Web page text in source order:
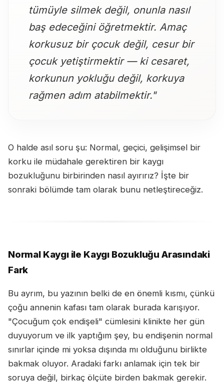
tümüyle silmek değil, onunla nasıl
baş edeceğini öğretmektir. Amaç
korkusuz bir çocuk değil, cesur bir
çocuk yetiştirmektir — ki cesaret,
korkunun yokluğu değil, korkuya
rağmen adım atabilmektir."
O halde asıl soru şu: Normal, geçici, gelişimsel bir
korku ile müdahale gerektiren bir kaygı
bozukluğunu birbirinden nasıl ayırırız? İşte bir
sonraki bölümde tam olarak bunu netleştireceğiz.
Normal Kaygı ile Kaygı Bozukluğu Arasındaki
Fark
Bu ayrım, bu yazının belki de en önemli kısmı, çünkü
çoğu annenin kafası tam olarak burada karışıyor.
"Çocuğum çok endişeli" cümlesini klinikte her gün
duyuyorum ve ilk yaptığım şey, bu endişenin normal
sınırlar içinde mi yoksa dışında mı olduğunu birlikte
bakmak oluyor. Aradaki farkı anlamak için tek bir
soruya değil, birkaç ölçüte birden bakmak gerekir.